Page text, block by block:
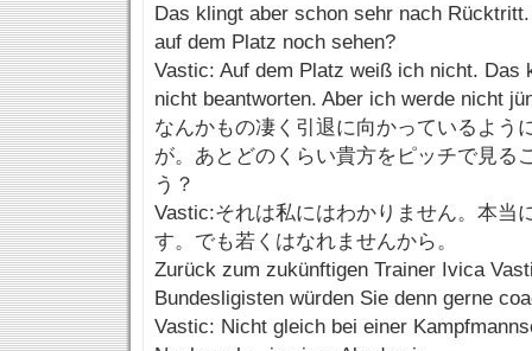
Das klingt aber schon sehr nach
auf dem Platz noch sehen?
Vastic: Auf dem Platz weiß ich nicht. Das
nicht beantworten. Aber ich werde nicht
なんかもの凄く引退に向かっているよう
が。あとどのくらい貴方をピッチで見る
う？
Vastic:それは私にはわかりません。本当
す。でも若くはなれませんから。
Zurück zum zukünftigen Trainer Ivica
Bundesligisten würden Sie denn gerne
Vastic: Nicht gleich bei einer